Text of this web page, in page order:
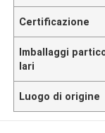
Certificazione
Imballaggi
lari
Luogo di origine